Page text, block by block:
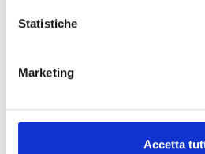
Statistiche
Marketing
Accetta
Interessato a questo